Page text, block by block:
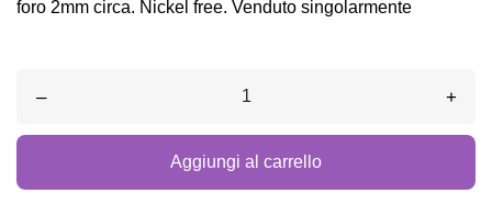
foro 2mm circa. Nickel free. Venduto singolarmente
– +
Aggiungi al carrello